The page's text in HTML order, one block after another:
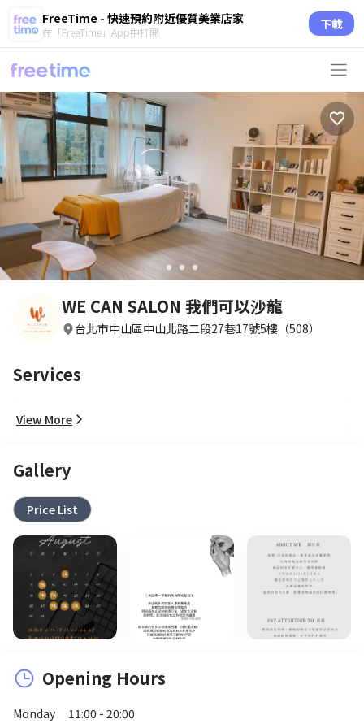
FreeTime - 快速預約附近優質美業店家
在「FreeTime」App中打開 下載
circle circle circle
WE CAN SALON 我們可以沙龍
台北市中山區中山北路二段27巷17號5樓（508）
Services
View More
Gallery
Price List
Opening Hours
Monday 11:00 - 20:00